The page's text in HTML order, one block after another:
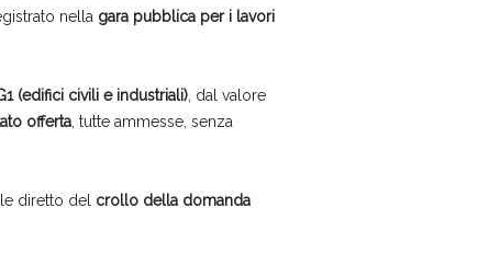
nella gara pubblica per i lavori
(edifici civili e industriali), dal valore
offerta, tutte ammesse, senza
diretto del crollo della domanda